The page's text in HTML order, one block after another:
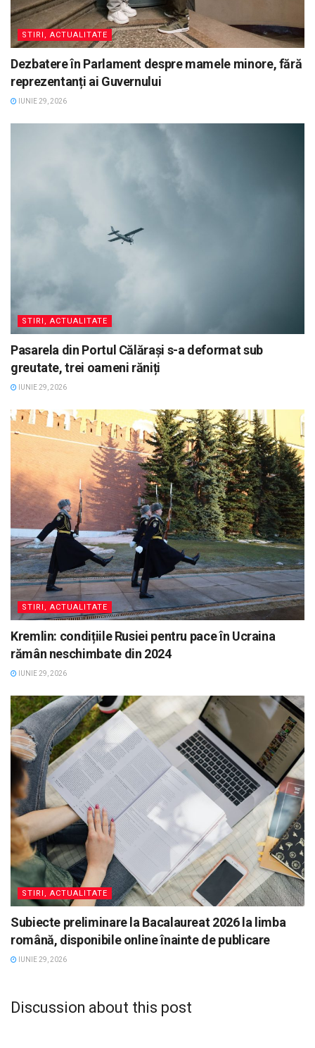
STIRI, ACTUALITATE
Dezbatere în Parlament despre mamele minore, fără
reprezentanți ai Guvernului
IUNIE 29, 2026
STIRI, ACTUALITATE
Pasarela din Portul Călărași s-a deformat sub
greutate, trei oameni răniți
IUNIE 29, 2026
STIRI, ACTUALITATE
Kremlin: condițiile Rusiei pentru pace în Ucraina
rămân neschimbate din 2024
IUNIE 29, 2026
STIRI, ACTUALITATE
Subiecte preliminare la Bacalaureat 2026 la limba
română, disponibile online înainte de publicare
IUNIE 29, 2026
Discussion about this post